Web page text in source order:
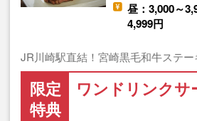
昼：3,000～
4,999円
JR川崎駅直結！宮崎黒毛和牛ステー
限定
特典
ワンドリンクサ